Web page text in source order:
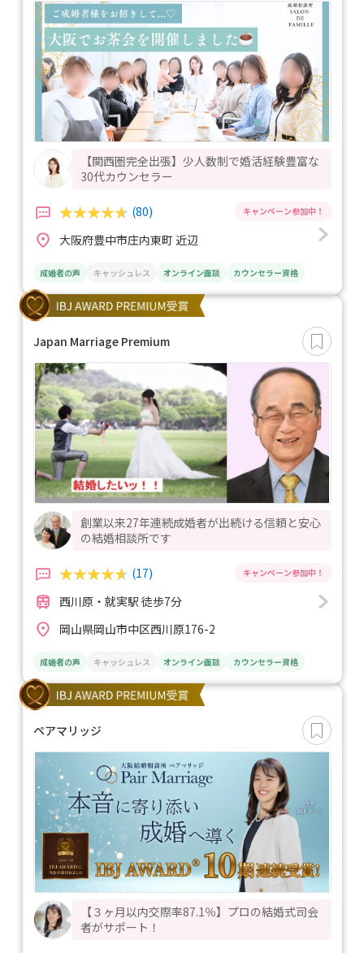
【関西圏完全出張】少人数制で婚活経験豊富な
30代カウンセラー
(80)
大阪府豊中市庄内東町 近辺
成婚者の声 キャッシュレス オンライン面談 カウンセラー資格
Japan Marriage Premium
創業以来27年連続成婚者が出続ける信頼と安心
の結婚相談所です
(17)
西川原・就実駅 徒歩7分
岡山県岡山市中区西川原176-2
成婚者の声 キャッシュレス オンライン面談 カウンセラー資格
ペアマリッジ
【３ヶ月以内交際率87.1％】プロの結婚式司会
者がサポート！